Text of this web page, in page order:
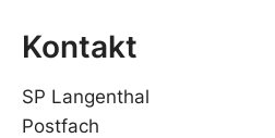
Kontakt
SP Langenthal
Postfach